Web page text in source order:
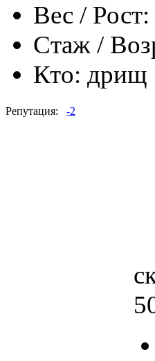
Вес / Рост:
Стаж /
Кто: дрищ
Репутация: -2